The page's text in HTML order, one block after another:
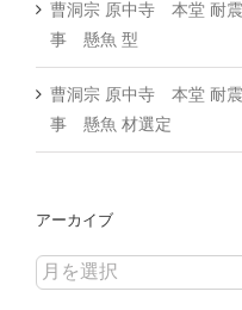
曹洞宗 原中寺 本堂 耐
事 懸魚 型
曹洞宗 原中寺 本堂 耐
事 懸魚 材選定
アーカイブ
ア